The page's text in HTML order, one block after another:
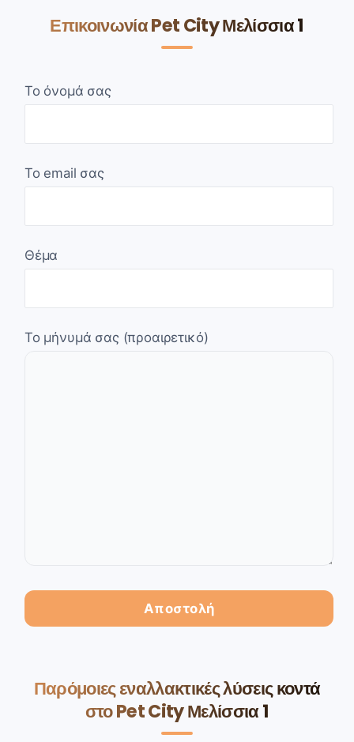
Επικοινωνία Pet City Μελίσσια 1
Το όνομά σας
Το email σας
Θέμα
Το μήνυμά σας (προαιρετικό)
Παρόμοιες εναλλακτικές λύσεις κοντά
στο Pet City Μελίσσια 1